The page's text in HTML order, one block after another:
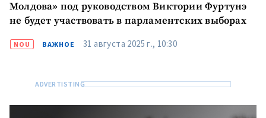
Молдова» под руководством Виктории Фуртунэ
не будет участвовать в парламентских выборах
NOU ВАЖНОЕ 31 августа 2025 г., 10:30